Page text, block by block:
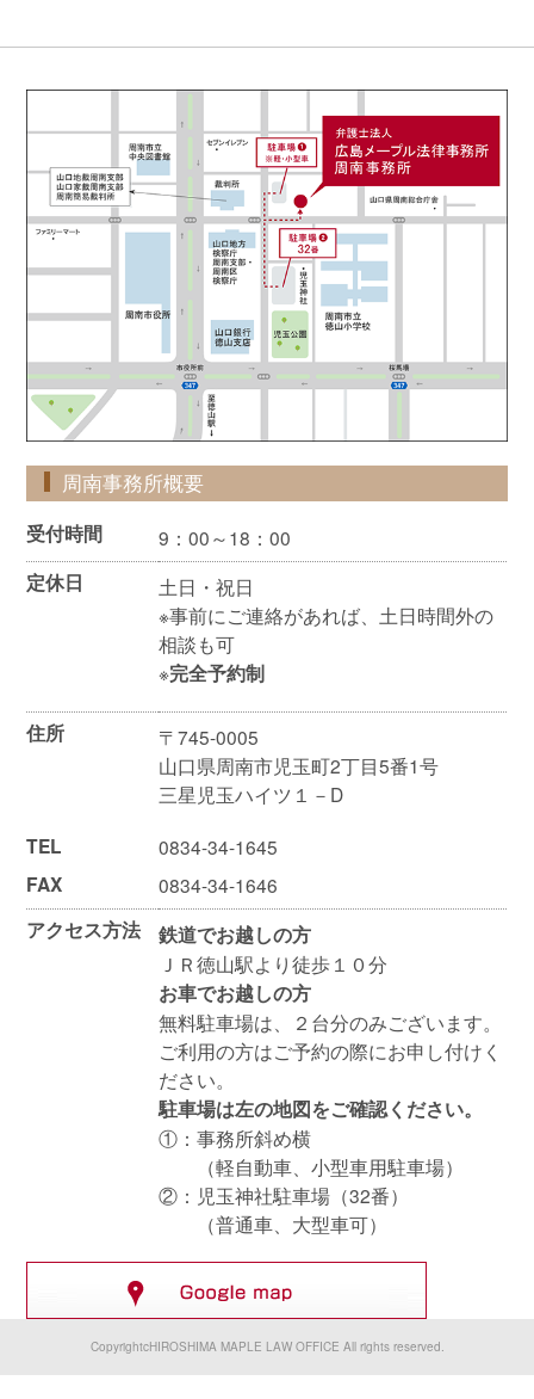
周南事務所概要
受付時間 9：00～18：00
定休日
土日・祝日
※事前にご連絡があれば、土日時間外の
相談も可
※完全予約制
住所
〒745-0005
山口県周南市児玉町2丁目5番1号
三星児玉ハイツ１－D
TEL 0834-34-1645
FAX 0834-34-1646
アクセス方法 鉄道でお越しの方
ＪＲ徳山駅より徒歩１０分
お車でお越しの方
無料駐車場は、２台分のみございます。
ご利用の方はご予約の際にお申し付けく
ださい。
駐車場は左の地図をご確認ください。
①：事務所斜め横
（軽自動車、小型車用駐車場）
②：児玉神社駐車場（32番）
（普通車、大型車可）
CopyrightcHIROSHIMA MAPLE LAW OFFICE All rights reserved.